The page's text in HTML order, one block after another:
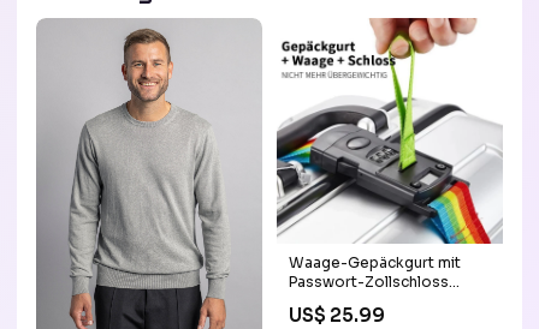
Waage-Gepäckgurt mit
Passwort-Zollschloss
socks
US$ 25.99